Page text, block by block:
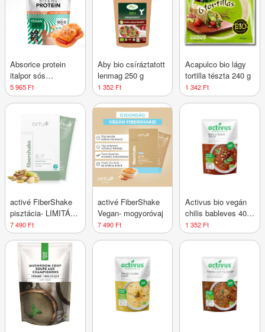
Absorice protein
italpor sós
karamellás 500 g
5 965 Ft
Aby bio csíráztatott
lenmag 250 g
1 352 Ft
Acapulco bio lágy
tortilla tészta 240 g
1 342 Ft
activé FiberShake
pisztácia- LIMITÁLT
KIADÁS
7 490 Ft
activé FiberShake
Vegan- mogyoróvaj
7 490 Ft
Activus bio vegán
chilis bableves 400
g1 352 Ft